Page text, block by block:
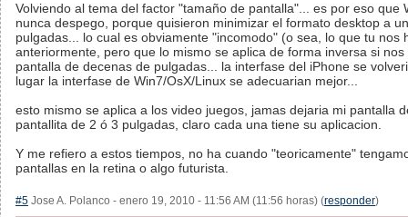
Volviendo al tema del factor "tamaño de pantalla"... es por eso que
nunca despego, porque quisieron minimizar el formato desktop a
pulgadas... lo cual es obviamente "incomodo" (o sea, lo que tu nos
anteriormente, pero que lo mismo se aplica de forma inversa si
pantalla de decenas de pulgadas... la interfase del iPhone se
lugar la interfase de Win7/OsX/Linux se adecuarian mejor...
esto mismo se aplica a los video juegos, jamas dejaria mi pantalla
pantallita de 2 ó 3 pulgadas, claro cada una tiene su aplicacion.
Y me refiero a estos tiempos, no ha cuando "teoricamente"
pantallas en la retina o algo futurista.
#5 Jose A. Polanco - enero 19, 2010 - 11:56 AM (11:56 horas) (responder)